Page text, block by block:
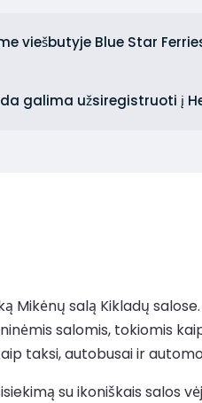
viešbutyje Blue Star
galima užsiregistruoti į
salą Kikladų
salomis, tokiomis
taksi, autobusai ir
su ikoniškais salos